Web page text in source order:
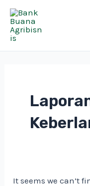
Skip
content
It seems we can’t
Search
for: